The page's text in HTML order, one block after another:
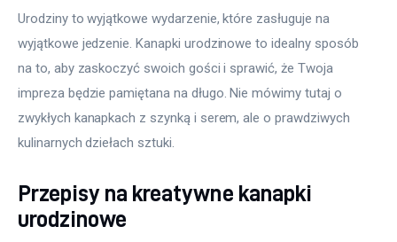
Urodziny to wyjątkowe wydarzenie, które zasługuje na
wyjątkowe jedzenie. Kanapki urodzinowe to idealny sposób
na to, aby zaskoczyć swoich gości i sprawić, że Twoja
impreza będzie pamiętana na długo. Nie mówimy tutaj o
zwykłych kanapkach z szynką i serem, ale o prawdziwych
kulinarnych dziełach sztuki.
Przepisy na kreatywne kanapki
urodzinowe